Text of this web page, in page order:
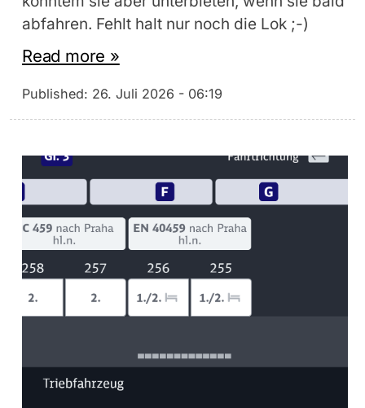
abfahren. Fehlt halt nur noch die Lok ;-)
Read more »
Published: 26. Juli 2026 - 06:19